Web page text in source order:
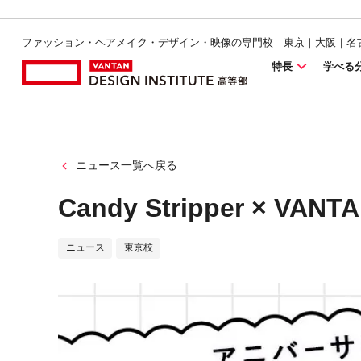
ファッション・ヘアメイク・デザイン・映像の専門校 東京｜大阪｜名
特長
学べる
ニュース一覧へ戻る
Candy Stripper ×
ニュース 東京校